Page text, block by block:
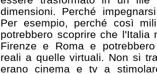
dimensioni. Perché
Per esempio, perché così
potrebbero scoprire che l'Italia
Firenze e Roma e
reali a quelle virtuali. Non si
erano cinema e tv a